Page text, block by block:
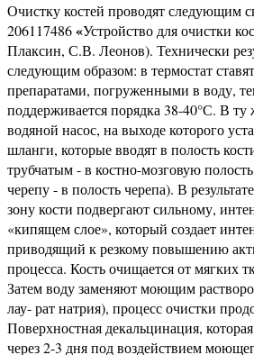
Очистку костей проводят следующим
206117486«Устройство для очистки
Плаксин, С.В. Леонов). Технически
следующим образом: в термостат
препаратами, погруженными в воду,
поддерживается порядка 38-40°С. В
водяной насос, на выходе которого
шланги, которые вводят в полость
трубчатым - в костно-мозговую
черепу - в полость черепа). В
зону кости подвергают сильному,
«кипящем слое», который создает
приводящий к резкому повышению
процесса. Кость очищается от мягких
Затем воду заменяют моющим
лау- рат натрия), процесс очистки
Поверхностная декальцинация,
через 2-3 дня под воздействием